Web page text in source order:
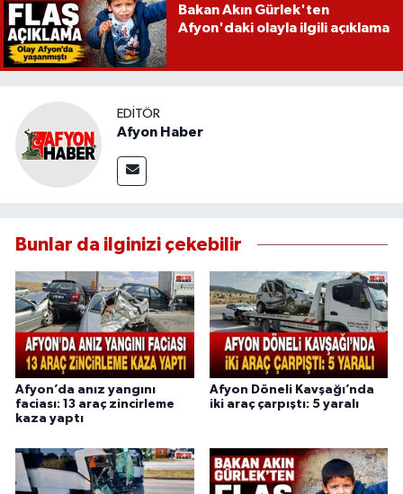
Bakan Akın Gürlek'ten
Afyon'daki olayla ilgili açıklama
EDITÖR
Afyon Haber
Bunlar da ilginizi çekebilir
Afyon’da anız yangını
faciası: 13 araç zincirleme
kaza yaptı
Afyon Döneli Kavşağı’nda
iki araç çarpıştı: 5 yaralı